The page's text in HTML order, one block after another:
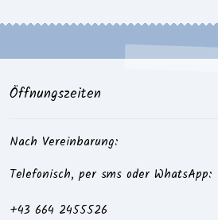
Öffnungszeiten
Nach Vereinbarung:
Telefonisch, per sms oder WhatsApp:
+43 664 2455526